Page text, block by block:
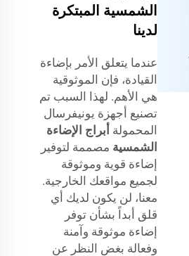
الشمسية المبتكرة
لدينا
عندما يتعلق الأمر بإضاءة
القيادة، فإن الموثوقية
هي الأهم. لهذا السبب تم
تصنيع أجهزة يونيفرسال
المحمولة أبراج الإضاءة
الشمسية مصممة لتوفير
إضاءة قوية وموثوقة
لجميع مواقعك الخارجية.
معنا، لن يكون لديك أي
قلق أبداً بشأن توفر
إضاءة موثوقة وآمنة
وفعالة بغض النظر عن